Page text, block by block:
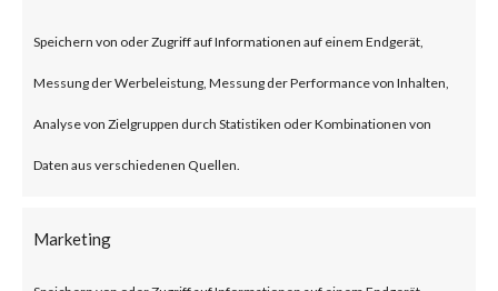
Speichern von oder Zugriff auf Informationen auf einem Endgerät,
Messung der Werbeleistung, Messung der Performance von Inhalten,
Analyse von Zielgruppen durch Statistiken oder Kombinationen von
Daten aus verschiedenen Quellen.
Marketing
2023-46805 and CVE-2024-